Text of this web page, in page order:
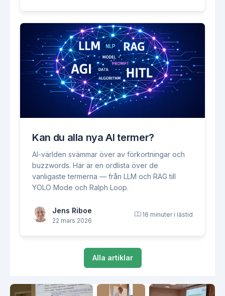
Kan du alla nya AI termer?
AI-världen svämmar över av förkortningar och
buzzwords. Här är en ordlista över de
vanligaste termerna — från LLM och RAG till
YOLO Mode och Ralph Loop.
Jens Riboe
22 mars 2026
16 minuter i lästid
Alla artiklar